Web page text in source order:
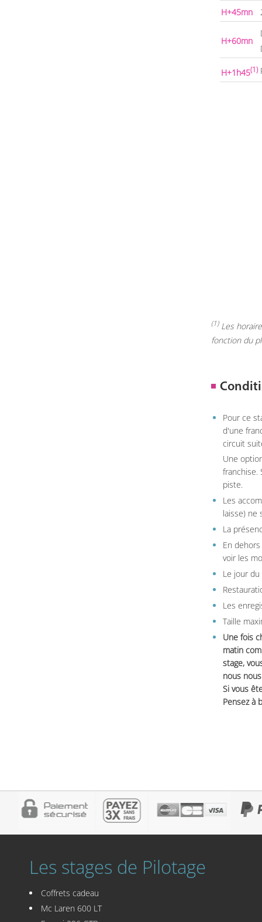
H+45mn
H+60mn
H+1h45(1)
(1)Les
fonction du
Pour ce
d'une
circuit
Une
franchise.
piste.
Les
laisse) ne
La
En
voir les
Le jour
Les
Taille
Une fois
matin
stage,
nous
Si vous
Pensez à
Les stages de Pilotage
Coffrets cadeau
Mc Laren 600 LT